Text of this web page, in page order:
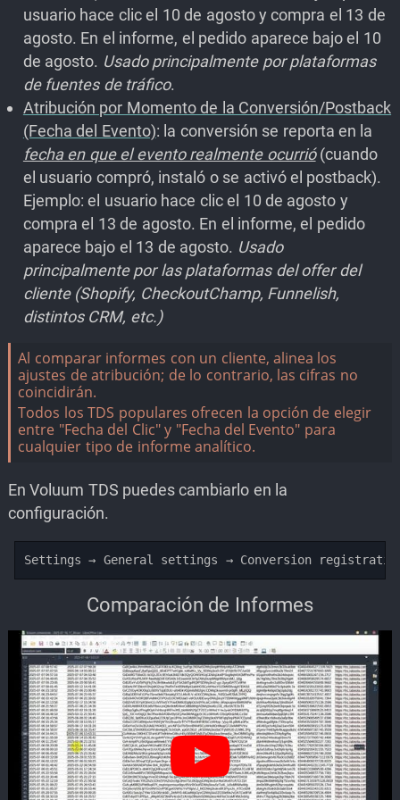
usuario hace clic el 10 de agosto y compra el 13 de
agosto. En el informe, el pedido aparece bajo el 10
de agosto. Usado principalmente por plataformas
de fuentes de tráfico.
Atribución por Momento de la Conversión/Postback
(Fecha del Evento): la conversión se reporta en la
fecha en que el evento realmente ocurrió(cuando
el usuario compró, instaló o se activó el postback).
Ejemplo: el usuario hace clic el 10 de agosto y
compra el 13 de agosto. En el informe, el pedido
aparece bajo el 13 de agosto. Usado
principalmente por las plataformas del offer del
cliente (Shopify, CheckoutChamp, Funnelish,
distintos CRM, etc.)
Al comparar informes con un cliente, alinea los
ajustes de atribución; de lo contrario, las cifras no
coincidirán.
Todos los TDS populares ofrecen la opción de elegir
entre "Fecha del Clic" y "Fecha del Evento" para
cualquier tipo de informe analítico.
En Voluum TDS puedes cambiarlo en la
configuración.
Settings → General settings → Conversion
Comparación de Informes